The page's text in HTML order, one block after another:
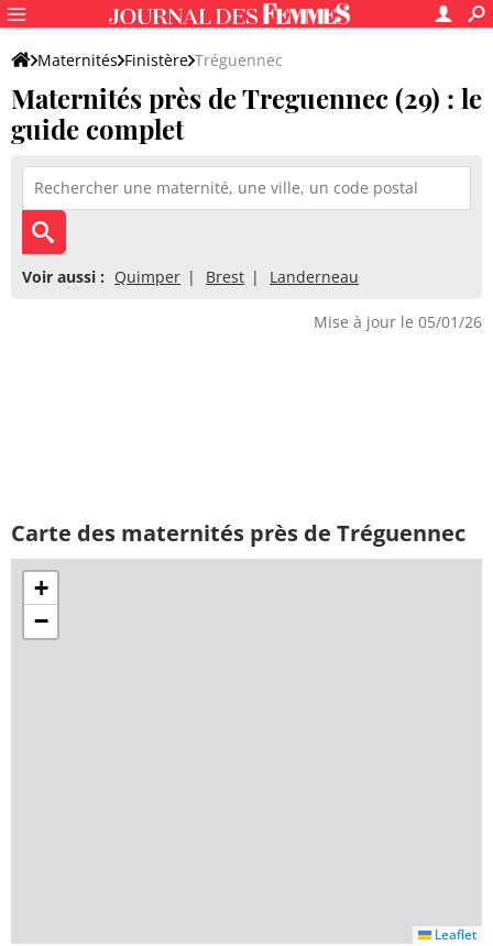
Maternités Finistère Tréguennec
Maternités près de Treguennec (29) : le
guide complet
Voir aussi : Quimper Brest Landerneau
Mise à jour le 05/01/26
Carte des maternités près de Tréguennec
+
−
Leaflet